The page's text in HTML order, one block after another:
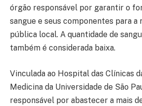
órgão responsável por garantir o
sangue e seus componentes para a
pública local. A quantidade de
também é considerada baixa.
Vinculada ao Hospital das Clínicas
Medicina da Universidade de São
responsável por abastecer a mais